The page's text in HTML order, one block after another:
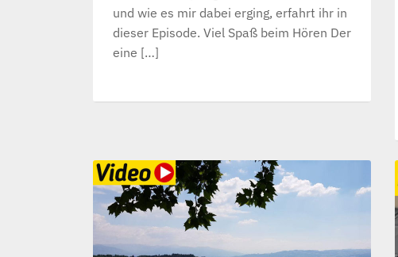
und wie es mir dabei erging, erfahrt ihr in
dieser Episode. Viel Spaß beim Hören Der
eine […]